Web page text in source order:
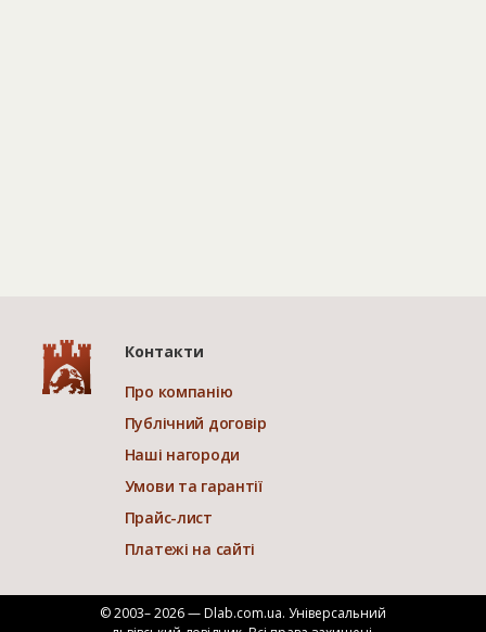
Контакти
Про компанію
Публічний договір
Наші нагороди
Умови та гарантії
Прайс-лист
Платежі на сайті
© 2003– 2026 — Dlab.com.ua. Універсальний